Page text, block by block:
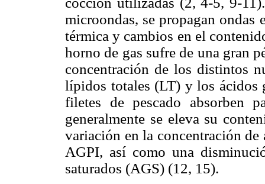
microondas, se propagan ondas
térmica y cambios en el
horno de gas sufre de una gran
concentración de los distintos
lípidos totales (LT) y los ácidos
filetes de pescado absorben
generalmente se eleva su
variación en la concentración
AGPI, así como una
saturados (AGS) (12, 15).